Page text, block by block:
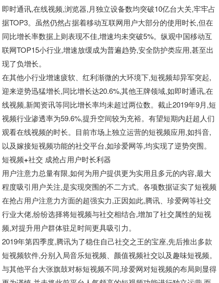
即时通讯,在线视频,浏览器,月独立设备数均突破10亿台大关,牢牢占
据TOP3。虽然仍然占据着移动互联网用户大部分的使用时长,但在
同比增长率数据上则表现不佳,增速均未突破5%。纵观中国移动互
联网TOP15小行业,增速放缓成为普遍趋势,安全防护类应用,甚至出
现了负增长。
在其他小行业增速疲软、红利渐微的大环境下,短视频却异军突起,
迎来逆势迅猛增长,同比增长达20.6%,其他王牌领域,如即时通讯,在
线视频,新闻资讯等同比增长率均未超过两位数。截止2019年9月,短
视频行业渗透率为59.6%,提升空间较为充裕。有望短期内赶超人们
观看在线视频的时长。目前市场上独立运营的短视频应用,如抖音,
以及嫁接短视频功能的社交平台,如珍爱网等,均实现了逆势突围。
短视频+社交 成抢占用户时长利器
用户注意力总量有限,如何为用户提供更为实用且多元的内容,最大
程度吸引用户关注,是实现突围的不二方式。各项数据证实了短视频
在抢占用户注意力方面的超强实力,正因如此,腾讯、珍爱网等社交
行业大佬,纷纷选择将短视频与社交相结合,增加了社交属性的短视
频,对提升用户群体驻足时间更具吸引力。
2019年第四季度,腾讯为了稳住自己社交之王的宝座,先后推出多款
短视频软件,分别入局音乐短视频、颜值视频社交以及趣味短视频。
与其他平台大张旗鼓对标短视频不同,珍爱网对短视频的布局则显得